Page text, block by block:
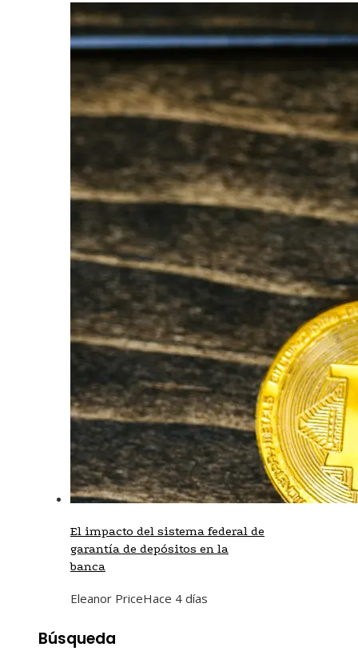
El impacto del sistema federal de
garantía de depósitos en la
banca
Eleanor PriceHace 4 días
Búsqueda